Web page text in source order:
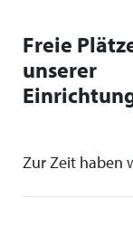
Freie
unserer
Zur Zeit haben